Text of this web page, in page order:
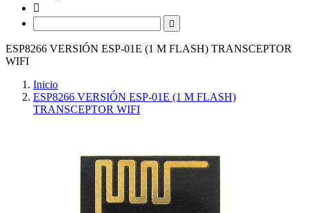


ESP8266 VERSIÓN ESP-01E (1 M FLASH) TRANSCEPTOR
WIFI
Inicio
ESP8266 VERSIÓN ESP-01E (1 M FLASH)
TRANSCEPTOR WIFI